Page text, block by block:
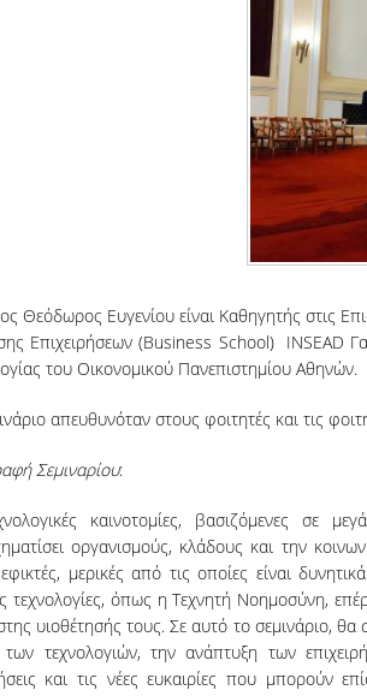
Θεόδωρος Ευγενίου είναι Καθηγητής στις
Επιχειρήσεων (Business School) INSEAD
του Οικονομικού Πανεπιστημίου Αθηνών.
απευθυνόταν στους φοιτητές και τις
Σεμιναρίου:
καινοτομίες, βασιζόμενες σε
οργανισμούς, κλάδους και την
μερικές από τις οποίες είναι
τεχνολογίες, όπως η Τεχνητή Νοημοσύνη,
υιοθέτησής τους. Σε αυτό το σεμινάριο,
τεχνολογιών, την ανάπτυξη των
και τις νέες ευκαιρίες που μπορούν